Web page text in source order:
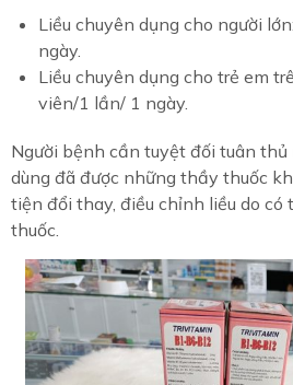
Liều chuyên dụng cho người
ngày.
Liều chuyên dụng cho trẻ em
viên/1 lần/ 1 ngày.
Người bệnh cần tuyệt đối tuân
dùng đã được những thầy thuốc
tiện đổi thay, điều chỉnh liều do có
thuốc.